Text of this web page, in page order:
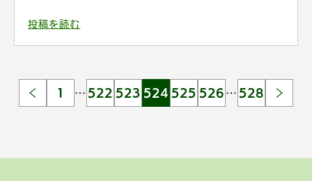
投稿を読む
1 … 522 523 524 525 526 … 528